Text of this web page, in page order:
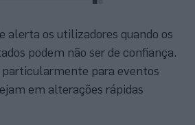
alerta os utilizadores quando os
podem não ser de confiança.
para eventos
em alterações rápidas